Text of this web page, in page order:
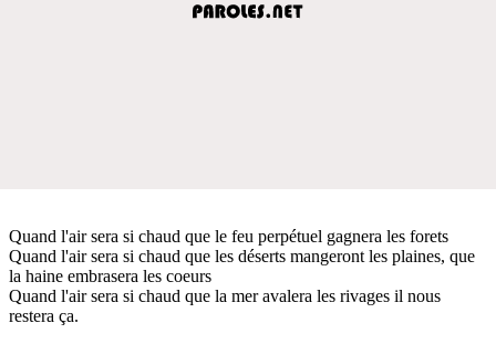
Quand l'air sera si chaud que le feu perpétuel gagnera les forets
Quand l'air sera si chaud que les déserts mangeront les plaines, que
la haine embrasera les coeurs
Quand l'air sera si chaud que la mer avalera les rivages il nous
restera ça.